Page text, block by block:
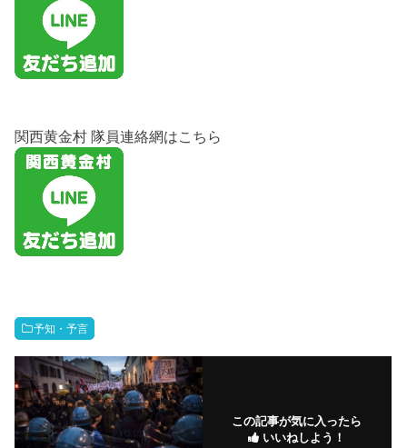
関西黄金村 隊員連絡網はこちら
予知・予言
この記事が気に入ったら
いいねしよう！